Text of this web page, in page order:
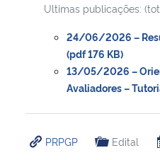
Ultimas publicações:
24/06/2026 –
(pdf 176 KB)
13/05/2026 –
Avaliadores –
PRPGP Edital